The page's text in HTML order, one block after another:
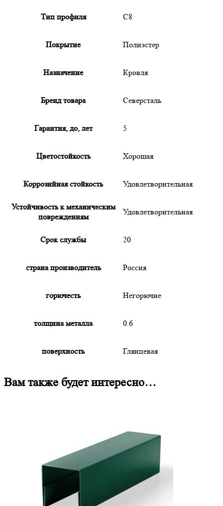
Тип профиля С8
Покрытие Полиэстер
Назначение Кровля
Бренд товара Северсталь
Гарантия, до, лет 5
Цветостойкость Хорошая
Коррозийная стойкость Удовлетворительная
Устойчивость к механическим
повреждениям
Удовлетворительная
Срок службы 20
страна производитель Россия
горючесть Негорючие
толщина металла 0.6
поверхность Глянцевая
Вам также будет интересно…